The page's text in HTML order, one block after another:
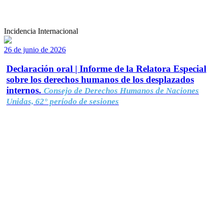
Incidencia Internacional
26 de junio de 2026
Declaración oral | Informe de la Relatora Especial
sobre los derechos humanos de los desplazados
internos. Consejo de Derechos Humanos de Naciones
Unidas, 62° período de sesiones